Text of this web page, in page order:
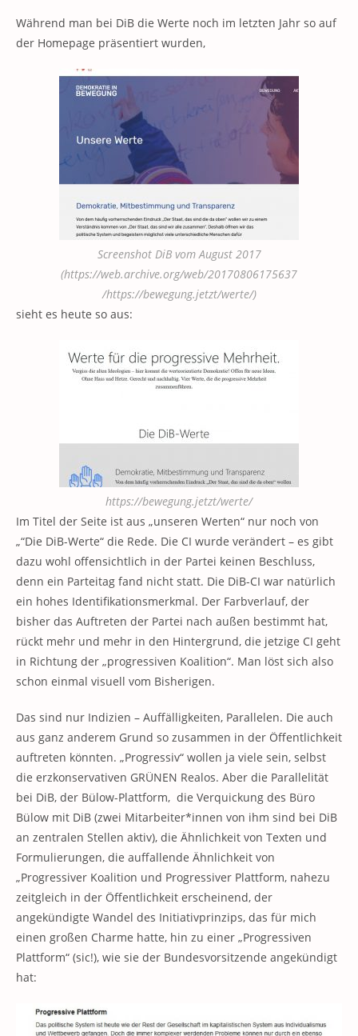
Während man bei DiB die Werte noch im letzten Jahr so auf
der Homepage präsentiert wurden,
Screenshot DiB vom August 2017
(https://web.archive.org/web/20170806175637
/https://bewegung.jetzt/werte/)
sieht es heute so aus:
https://bewegung.jetzt/werte/
Im Titel der Seite ist aus „unseren Werten“ nur noch von
„“Die DiB-Werte“ die Rede. Die CI wurde verändert – es gibt
dazu wohl offensichtlich in der Partei keinen Beschluss,
denn ein Parteitag fand nicht statt. Die DiB-CI war natürlich
ein hohes Identifikationsmerkmal. Der Farbverlauf, der
bisher das Auftreten der Partei nach außen bestimmt hat,
rückt mehr und mehr in den Hintergrund, die jetzige CI geht
in Richtung der „progressiven Koalition“. Man löst sich also
schon einmal visuell vom Bisherigen.
Das sind nur Indizien – Auffälligkeiten, Parallelen. Die auch
aus ganz anderem Grund so zusammen in der Öffentlichkeit
auftreten könnten. „Progressiv“ wollen ja viele sein, selbst
die erzkonservativen GRÜNEN Realos. Aber die Parallelität
bei DiB, der Bülow-Plattform, die Verquickung des Büro
Bülow mit DiB (zwei Mitarbeiter*innen von ihm sind bei DiB
an zentralen Stellen aktiv), die Ähnlichkeit von Texten und
Formulierungen, die auffallende Ähnlichkeit von
„Progressiver Koalition und Progressiver Plattform, nahezu
zeitgleich in der Öffentlichkeit erscheinend, der
angekündigte Wandel des Initiativprinzips, das für mich
einen großen Charme hatte, hin zu einer „Progressiven
Plattform“ (sic!), wie sie der Bundesvorsitzende angekündigt
hat: